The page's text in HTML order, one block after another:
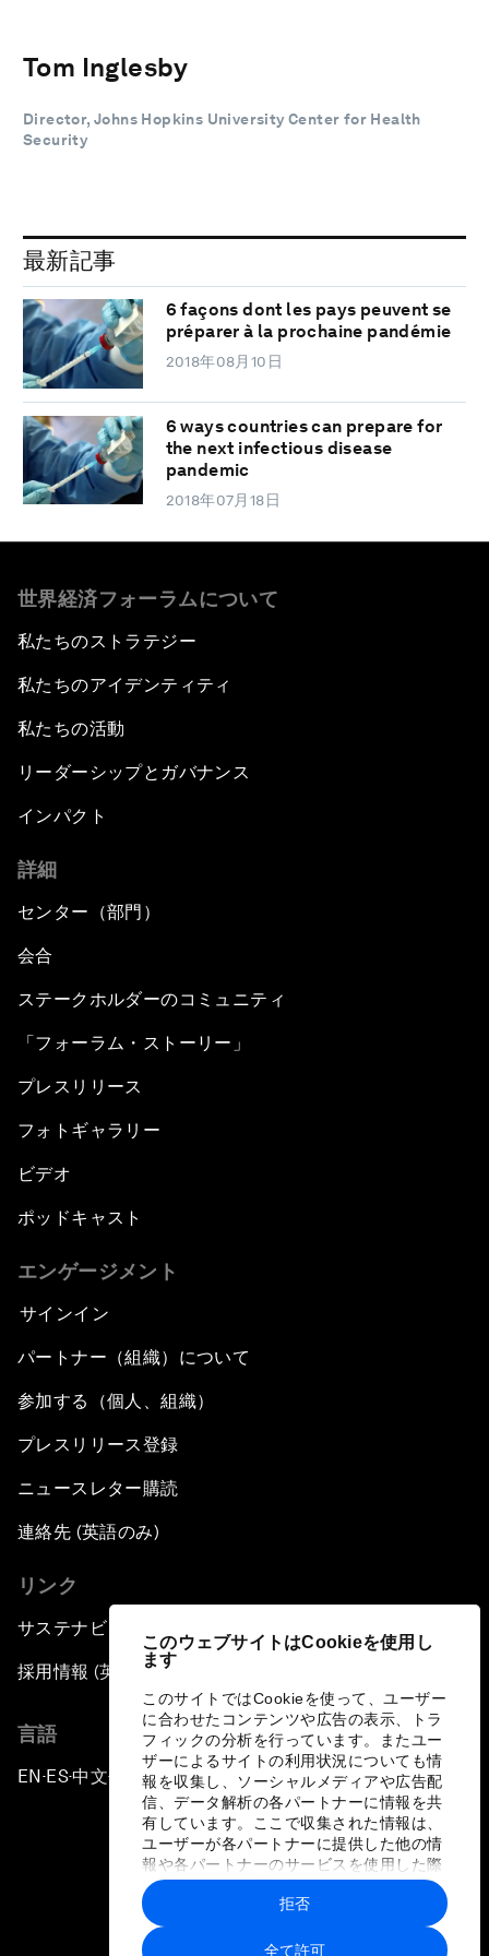
このウェブサイトはCookieを使用し
ます
このサイトではCookieを使って、ユーザー
に合わせたコンテンツや広告の表示、トラ
フィックの分析を行っています。またユー
ザーによるサイトの利用状況についても情
報を収集し、ソーシャルメディアや広告配
信、データ解析の各パートナーに情報を共
有しています。ここで収集された情報は、
ユーザーが各パートナーに提供した他の情
報や各パートナーのサービスを使用した際
に収集された情報と組み合わされ、各パー
トナーによって使用されることがありま
す。
全て許可
拒否
Tom Inglesby
Director, Johns Hopkins University Center for Health
Security
最新記事
6 façons dont les pays peuvent se
préparer à la prochaine pandémie
2018年08月10日
6 ways countries can prepare for
the next infectious disease
pandemic
2018年07月18日
世界経済フォーラムについて
私たちのストラテジー
私たちのアイデンティティ
私たちの活動
リーダーシップとガバナンス
インパクト
詳細
センター（部門）
会合
ステークホルダーのコミュニティ
「フォーラム・ストーリー」
プレスリリース
フォトギャラリー
ビデオ
ポッドキャスト
エンゲージメント
サインイン
パートナー（組織）について
参加する（個人、組織）
プレスリリース登録
ニュースレター購読
連絡先 (英語のみ)
リンク
サステナビリティへの取り組み
採用情報 (英語のみ)
言語
EN ▪ES▪中文▪ 日本語
プライバシーポリシーと利用規約